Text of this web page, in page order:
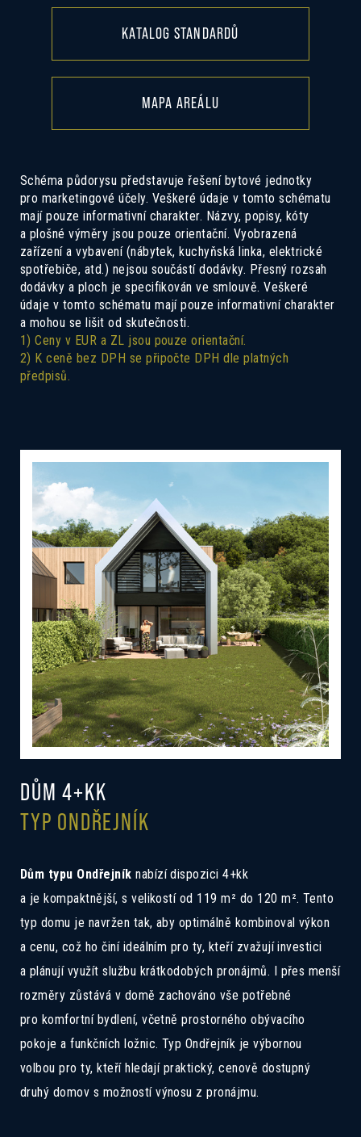
KATALOG STANDARDŮ
MAPA AREÁLU
Schéma půdorysu představuje řešení bytové jednotky
pro marketingové účely. Veškeré údaje v tomto schématu
mají pouze informativní charakter. Názvy, popisy, kóty
a plošné výměry jsou pouze orientační. Vyobrazená
zařízení a vybavení (nábytek, kuchyňská linka, elektrické
spotřebiče, atd.) nejsou součástí dodávky. Přesný rozsah
dodávky a ploch je specifikován ve smlouvě. Veškeré
údaje v tomto schématu mají pouze informativní charakter
a mohou se lišit od skutečnosti.
1) Ceny v EUR a ZL jsou pouze orientační.
2) K ceně bez DPH se připočte DPH dle platných
předpisů.
DŮM 4+KK
TYP ONDŘEJNÍK
Dům typu Ondřejník nabízí dispozici 4+kk
a je kompaktnější, s velikostí od 119 m² do 120 m². Tento
typ domu je navržen tak, aby optimálně kombinoval výkon
a cenu, což ho činí ideálním pro ty, kteří zvažují investici
a plánují využít službu krátkodobých pronájmů. I přes menší
rozměry zůstává v domě zachováno vše potřebné
pro komfortní bydlení, včetně prostorného obývacího
pokoje a funkčních ložnic. Typ Ondřejník je výbornou
volbou pro ty, kteří hledají praktický, cenově dostupný
druhý domov s možností výnosu z pronájmu.